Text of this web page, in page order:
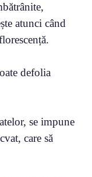
atunci când
defolia
se impune
care să